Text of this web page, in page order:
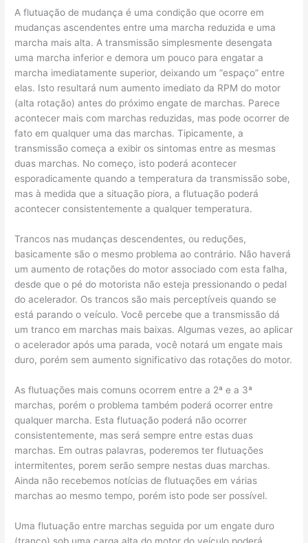
A flutuação de mudança é uma condição que ocorre em
mudanças ascendentes entre uma marcha reduzida e uma
marcha mais alta. A transmissão simplesmente desengata
uma marcha inferior e demora um pouco para engatar a
marcha imediatamente superior, deixando um “espaço” entre
elas. Isto resultará num aumento imediato da RPM do motor
(alta rotação) antes do próximo engate de marchas. Parece
acontecer mais com marchas reduzidas, mas pode ocorrer de
fato em qualquer uma das marchas. Tipicamente, a
transmissão começa a exibir os sintomas entre as mesmas
duas marchas. No começo, isto poderá acontecer
esporadicamente quando a temperatura da transmissão sobe,
mas à medida que a situação piora, a flutuação poderá
acontecer consistentemente a qualquer temperatura.
Trancos nas mudanças descendentes, ou reduções,
basicamente são o mesmo problema ao contrário. Não haverá
um aumento de rotações do motor associado com esta falha,
desde que o pé do motorista não esteja pressionando o pedal
do acelerador. Os trancos são mais perceptíveis quando se
está parando o veículo. Você percebe que a transmissão dá
um tranco em marchas mais baixas. Algumas vezes, ao aplicar
o acelerador após uma parada, você notará um engate mais
duro, porém sem aumento significativo das rotações do motor.
As flutuações mais comuns ocorrem entre a 2ª e a 3ª
marchas, porém o problema também poderá ocorrer entre
qualquer marcha. Esta flutuação poderá não ocorrer
consistentemente, mas será sempre entre estas duas
marchas. Em outras palavras, poderemos ter flutuações
intermitentes, porem serão sempre nestas duas marchas.
Ainda não recebemos notícias de flutuações em várias
marchas ao mesmo tempo, porém isto pode ser possível.
Uma flutuação entre marchas seguida por um engate duro